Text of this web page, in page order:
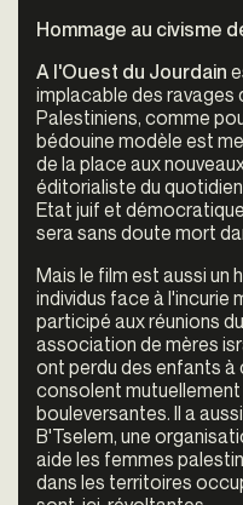
Hommage au civisme
A l'Ouest du Jourdain
implacable des ravages
Palestiniens, comme
bédouine modèle est
de la place aux
éditorialiste du quotidien
Etat juif et
sera sans doute mort
Mais le film est aussi un
individus face à l'incurie
participé aux réunions
association de mères
ont perdu des enfants à
consolent
bouleversantes. Il a
B'Tselem, une
aide les femmes
dans les territoires